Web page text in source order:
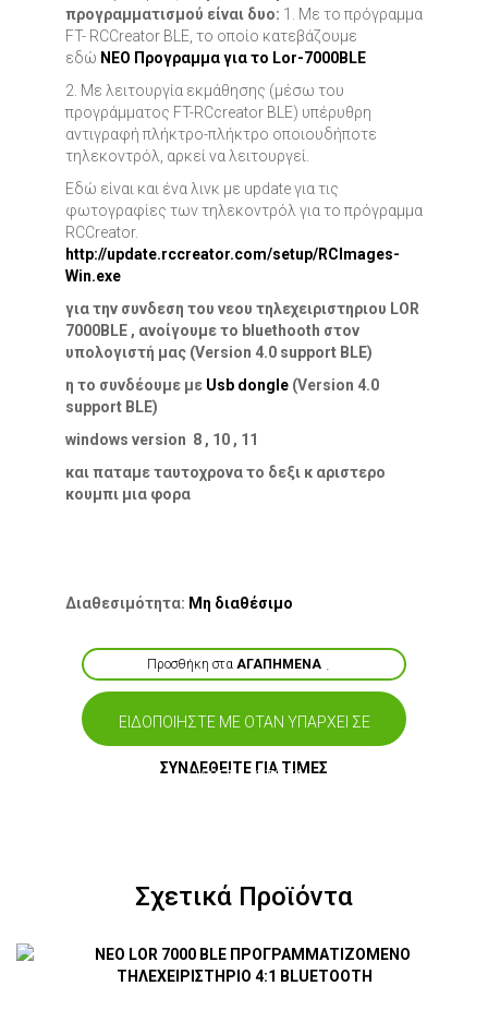
προγραμματισμού είναι δυο: 1. Με το πρόγραμμα
FT- RCCreator BLE, το οποίο κατεβάζουμε
εδώ NEO Προγραμμα για το Lor-7000BLE
2. Με λειτουργία εκμάθησης (μέσω του
προγράμματος FT-RCcreator BLE) υπέρυθρη
αντιγραφή πλήκτρο-πλήκτρο οποιουδήποτε
τηλεκοντρόλ, αρκεί να λειτουργεί.
Εδώ είναι και ένα λινκ με update για τις
φωτογραφίες των τηλεκοντρόλ για το πρόγραμμα
RCCreator.
http://update.rccreator.com/setup/RCImages-
Win.exe
για την συνδεση του νεου τηλεχειριστηριου LOR
7000BLE , ανοίγουμε το bluethooth στον
υπολογιστή μας (Version 4.0 support BLE)
η το συνδέουμε με Usb dongle (Version 4.0
support BLE)
windows version 8 , 10 , 11
και παταμε ταυτοχρονα το δεξι κ αριστερο
κουμπι μια φορα
Διαθεσιμότητα: Μη διαθέσιμο
Προσθήκη στα ΑΓΑΠΗΜΕΝΑ
ΕΙΔΟΠΟΙΗΣΤΕ ΜΕ ΟΤΑΝ ΥΠΑΡΧΕΙ ΣΕ
ΔΙΑΘΕΣΙΜΟΤΗΤΑ
ΣΥΝΔΕΘΕΙΤΕ ΓΙΑ ΤΙΜΕΣ
Σχετικά Προϊόντα